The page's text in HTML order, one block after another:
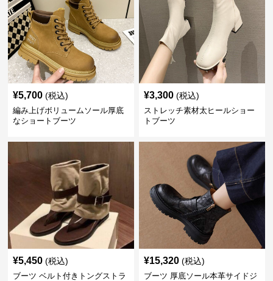
¥5,700 (税込)
編み上げボリュームソール厚底
なショートブーツ
¥3,300 (税込)
ストレッチ素材太ヒールショー
トブーツ
¥5,450 (税込)
ブーツ ベルト付きトングストラ
¥15,320 (税込)
ブーツ 厚底ソール本革サイドジ